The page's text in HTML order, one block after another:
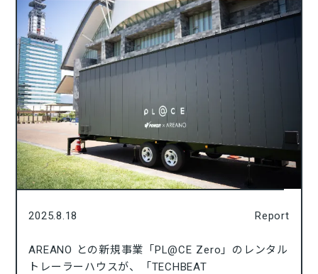
2025.8.18 Report
AREANO との新規事業「PL@CE Zero」のレンタル
トレーラーハウスが、「TECHBEAT